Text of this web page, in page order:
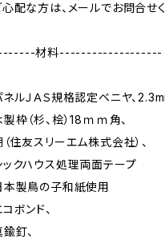
心配な方は、メールでお問合せ
材料-------------------
ネルＪＡＳ規格認定ベニヤ、
枠（杉、桧）18ｍｍ角、
（住友スリーエム株式会社）、
ックハウス処理両面テープ
本製鳥の子和紙使用
ボンド、
釘、